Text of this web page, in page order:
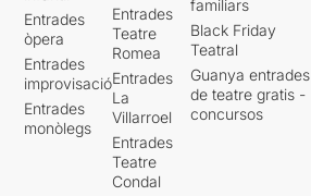
Entrades
òpera
Entrades
improvisació
Entrades
monòlegs
Entrades
Teatre
Romea
Entrades
La
Villarroel
Entrades
Teatre
Condal
familiars
Black Friday
Teatral
Guanya entrades
de teatre gratis -
concursos